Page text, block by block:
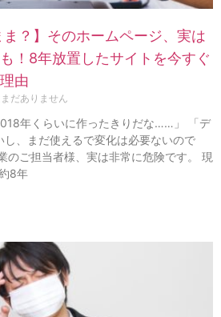
ま？】そのホームページ、実は
！8年放置したサイトを今すぐ
由
だありません
年くらいに作ったきりだな……」 「デ
、まだ使えるで変化は必要ないので
のご担当者様、実は非常に危険です。 現
8年